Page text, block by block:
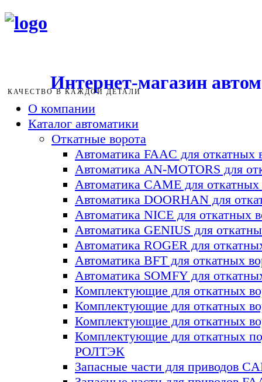
Интернет-магазин
КАЧЕСТВО В КАЖДОЙ ДЕТАЛИ
О компании
Каталог автоматики
Откатные ворота
Автоматика FAAC для откатных
Автоматика AN-MOTORS для
Автоматика CAME для откатных
Автоматика DOORHAN для
Автоматика NICE для откатных
Автоматика GENIUS для
Автоматика ROGER для
Автоматика BFT для откатных
Автоматика SOMFY для
Комплектующие для откатных
Комплектующие для откатных
Комплектующие для откатных
Комплектующие для откатных
РОЛТЭК
Запасные части для приводов